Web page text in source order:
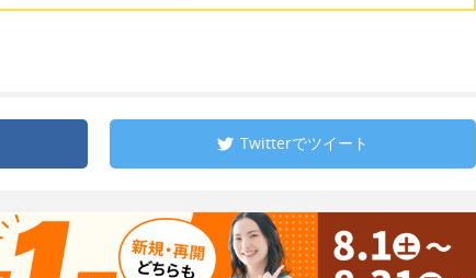
Twitterでツイート